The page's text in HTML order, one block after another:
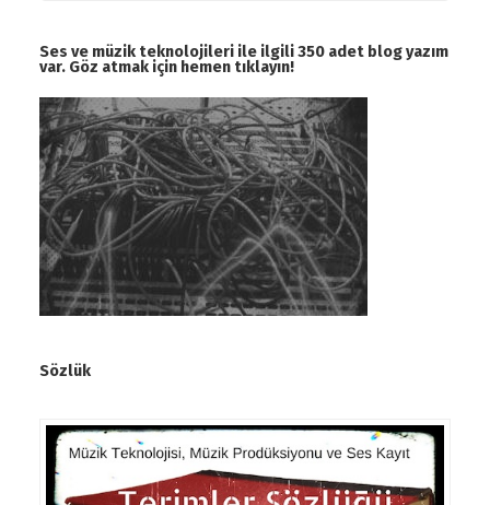
Ses ve müzik teknolojileri ile ilgili 350 adet blog yazım
var. Göz atmak için hemen tıklayın!
Sözlük